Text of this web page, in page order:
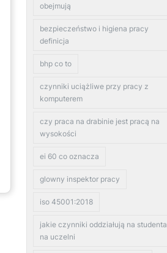
obejmują
bezpieczeństwo i higiena pracy
definicja
bhp co to
czynniki uciążliwe przy pracy z
komputerem
czy praca na drabinie jest pracą na
wysokości
ei 60 co oznacza
glowny inspektor pracy
iso 45001:2018
jakie czynniki oddziałują na studenta
na uczelni